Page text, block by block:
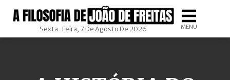
Sexta-Feira, 7 De Agosto De 2026 MENU